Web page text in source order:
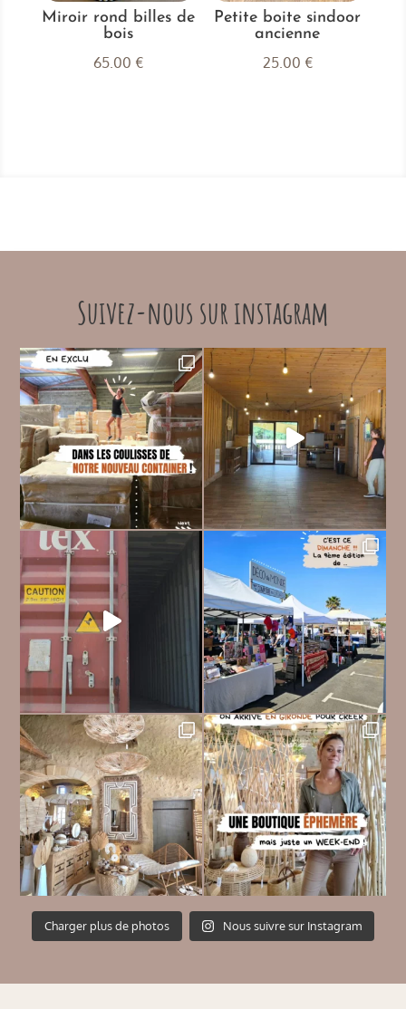
Miroir rond billes de
bois
65.00 €
Petite boite sindoor
ancienne
25.00 €
Suivez-nous sur instagram
Charger plus de photos Nous suivre sur Instagram